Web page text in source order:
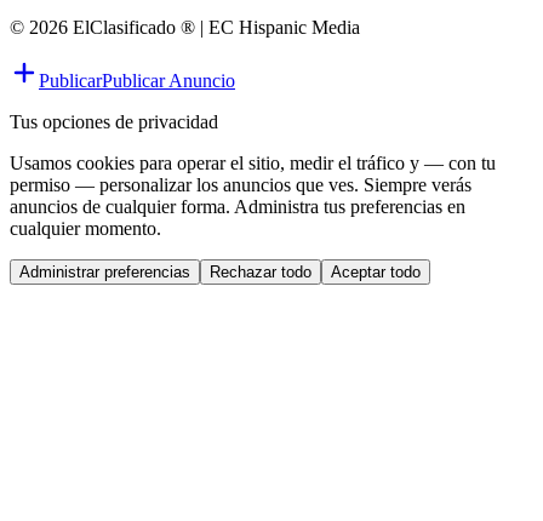
© 2026 ElClasificado ® | EC Hispanic Media
PublicarPublicar Anuncio
Tus opciones de privacidad
Usamos cookies para operar el sitio, medir el tráfico y — con tu
permiso — personalizar los anuncios que ves. Siempre verás
anuncios de cualquier forma. Administra tus preferencias en
cualquier momento.
Administrar preferencias Rechazar todo Aceptar todo